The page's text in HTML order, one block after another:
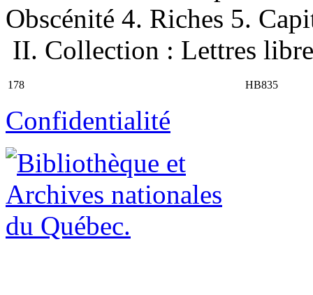
Obscénité 4. Riches 5.
II. Collection : Lettres
178 HB835
Confidentialité